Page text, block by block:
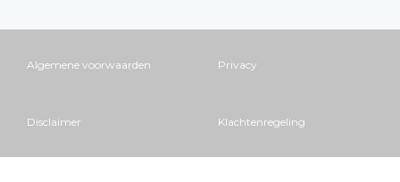
Algemene voorwaarden Privacy
Disclaimer Klachtenregeling